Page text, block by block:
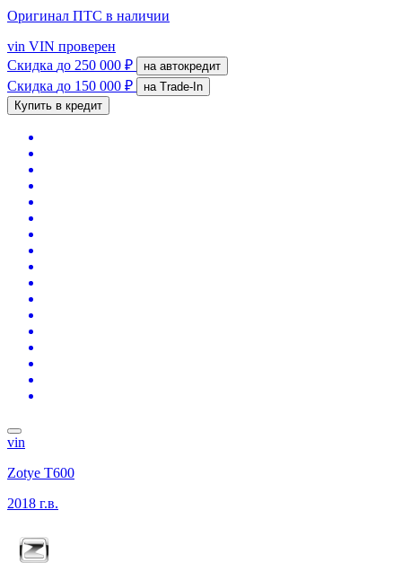
Оригинал ПТС в наличии
vin VIN проверен
Скидка до 250 000 ₽ на автокредит
Скидка до 150 000 ₽
на Trade-In
Купить в кредит
vin
Zotye T600
2018 г.в.